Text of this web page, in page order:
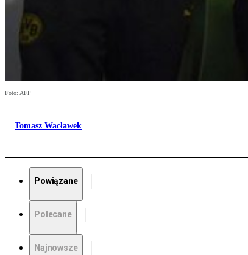
Foto: AFP
Tomasz Wacławek
Powiązane
Polecane
Najnowsze